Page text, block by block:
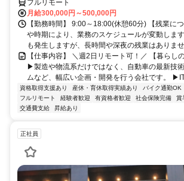
フルリモート
月給300,000円～500,000円
【勤務時間】 9:00～18:00(休憩60分) 【残業に
や時期により、業務のスケジュールが変動しま
も発生しますが、長時間や深夜の残業はありま
【仕事内容】 ＼週2日リモート可！／ 【暮らし
▶製造や物流系だけではなく、自動車の最新技
ムなど、幅広い企画・開発を行う会社です。
資格取得支援あり 産休・育休取得実績あり バイク通勤OK
フルリモート
経験者歓迎 有資格者歓迎 社会保険完備 賞
交通費支給
昇給あり
正社員